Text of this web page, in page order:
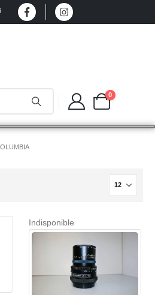
0
Indisponible